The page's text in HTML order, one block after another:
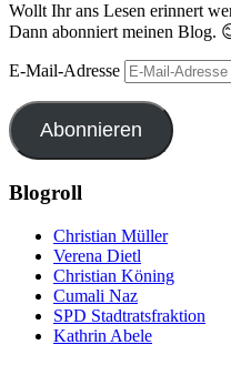
Wollt Ihr ans Lesen erinnert
Dann abonniert meinen Blog.
E-Mail-Adresse
Abonnieren
Blogroll
Christian Müller
Verena Dietl
Christian Köning
Cumali Naz
SPD Stadtratsfraktion
Kathrin Abele